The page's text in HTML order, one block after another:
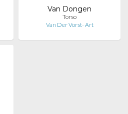
Van Dongen
Torso
Van Der Vorst- Art